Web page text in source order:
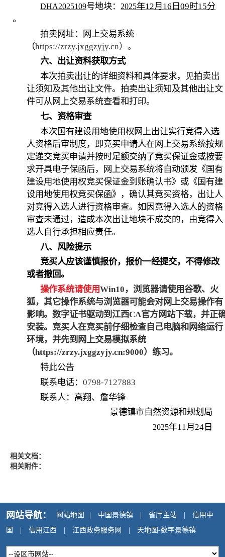
DHA2025109号地块：2025年12月 16 日09时15分
。
拍卖网址：网上交易系统
（https://zrzy.jxggzyjy.cn）。
六、出让资料获取方式
本次拍卖出让的详细资料和具体要求，见拍卖出
让须知及其他出让文件。拍卖出让须知及其他出让文
件可从网上交易系统查看和打印。
七、资格审查
本次国有建设用地使用权网上出让实行竞得入选
人资格后审制度，即竞买申请人在网上交易系统按规
定递交竞买申请并按时足额交纳了竞买保证金或按要
求开具电子保函后，网上交易系统将自动颁发《国有
建设用地使用权竞买保证金到账确认书》或《国有建
设用地使用权竞买保函》，确认其竞买资格，出让人
对竞得入选人进行资格审查。如因竞得入选人的资格
审查未通过，造成本次出让地块不成交的，由竞得入
选人自行承担相应责任。
八、风险提示
竞买人应该谨慎报价，报价一经提交，不得修改
或者撤回。
操作系统请使用Win10 ，浏览器请使用谷歌、火
狐，其它操作系统与浏览器可能会对网上交易操作有
影响。数字证书驱动到江西CA官方网站下载，并正
安装。竞买人在竞买前仔细检查自己电脑和网络运行
环境，并先到网上交易模拟系统
（https://zrzy.jxggzyjy.cn:9000）练习。
特此公告
联系电话：0798-7127883
联系人：高翔、詹华锋
景德镇市自然资源和规划局
2025年11月24 日
相关文档：
相关附件：
网站导航： 网站地图 中国景德镇 省厅主站
信用中
国
信用江西 江西政务服务网 天地图-数字景德镇